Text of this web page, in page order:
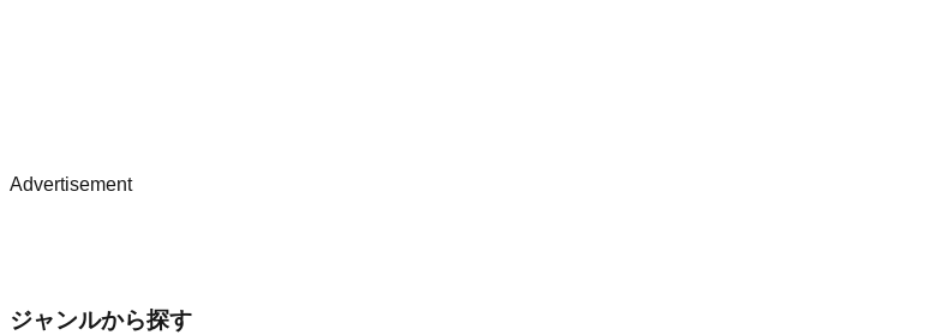
Advertisement
ジャンルから探す